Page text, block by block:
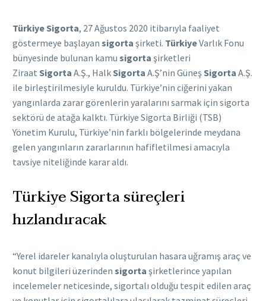
Türkiye Sigorta, 27 Ağustos 2020 itibarıyla faaliyet
göstermeye başlayan sigorta şirketi. TürkiyeVarlık Fonu
bünyesinde bulunan kamu sigorta şirketleri
Ziraat Sigorta A.Ş., HalkSigorta A.Ş’nin Güneş Sigorta A.Ş.
ile birleştirilmesiyle kuruldu. Türkiye’nin ciğerini yakan
yangınlarda zarar görenlerin yaralarını sarmak için sigorta
sektörü de atağa kalktı. Türkiye Sigorta Birliği (TSB)
Yönetim Kurulu, Türkiye’nin farklı bölgelerinde meydana
gelen yangınların zararlarının hafifletilmesi amacıyla
tavsiye niteliğinde karar aldı.
Türkiye Sigorta süreçleri
hızlandıracak
“Yerel idareler kanalıyla oluşturulan hasara uğramış araç ve
konut bilgileri üzerinden sigorta şirketlerince yapılan
incelemeler neticesinde, sigortalı olduğu tespit edilen araç